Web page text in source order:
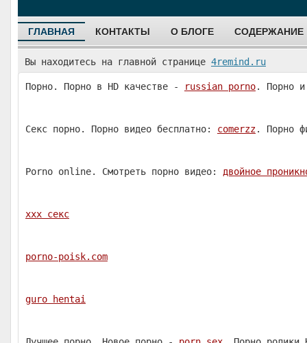
ГЛАВНАЯ КОНТАКТЫ О БЛОГЕ СОДЕРЖАНИЕ
Вы находитесь на главной странице 4remind.ru
Порно. Порно в HD качестве - russian porno. Порно
Секс порно. Порно видео бесплатно: comerzz. Порно
Porno online. Смотреть порно видео: двойное
ххх секс
porno-poisk.com
guro hentai